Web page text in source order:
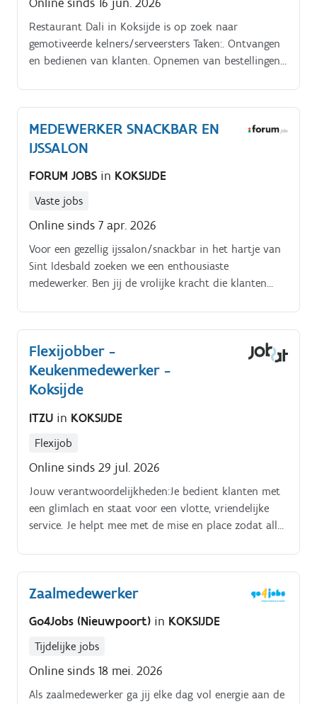
Restaurant Dali in Koksijde is op zoek naar
gemotiveerde kelners/serveersters Taken:. Ontvangen
en bedienen van klanten. Opnemen van bestellingen.
MEDEWERKER SNACKBAR EN
IJSSALON
FORUM JOBS in KOKSIJDE
Vaste jobs
Online sinds 7 apr. 2026
Voor een gezellig ijssalon/snackbar in het hartje van
Sint Idesbald zoeken we een enthousiaste
medewerker. Ben jij de vrolijke kracht die klanten
Flexijobber -
Keukenmedewerker -
Koksijde
ITZU in KOKSIJDE
Flexijob
Online sinds 29 jul. 2026
Jouw verantwoordelijkheden:Je bedient klanten met
een glimlach en staat voor een vlotte, vriendelijke
service. Je helpt mee met de mise en place zodat alles
Zaalmedewerker
Go4Jobs (Nieuwpoort) in KOKSIJDE
Tijdelijke jobs
Online sinds 18 mei. 2026
Als zaalmedewerker ga jij elke dag vol energie aan de